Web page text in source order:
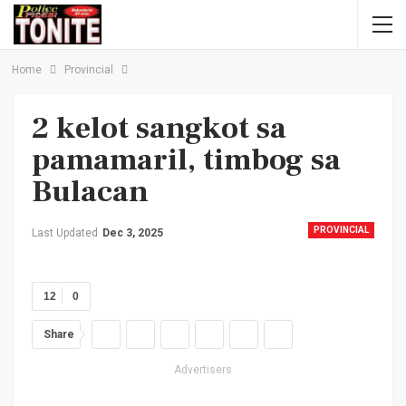
Home Provincial
2 kelot sangkot sa
pamamaril, timbog sa
Bulacan
PROVINCIAL
Last Updated Dec 3, 2025
0
12
Share
Advertisers